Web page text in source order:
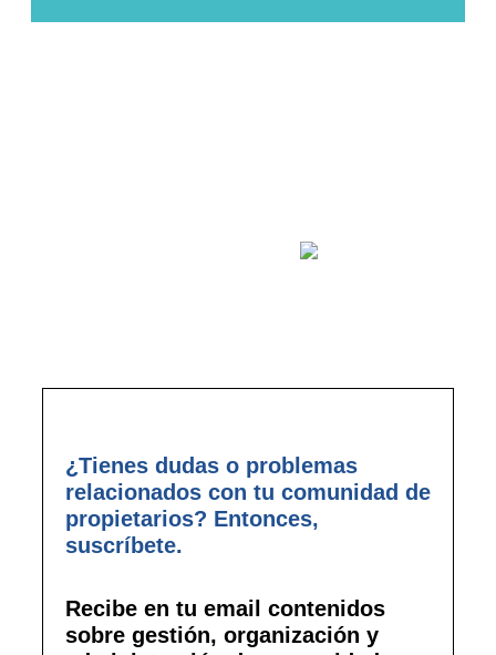
¿Tienes dudas o problemas
relacionados con tu comunidad de
propietarios? Entonces,
suscríbete.
Recibe en tu email contenidos
sobre gestión, organización y